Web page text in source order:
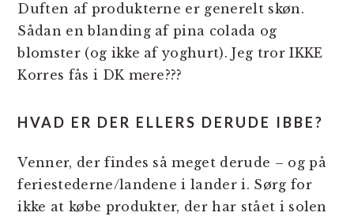
Duften af produkterne er generelt skøn.
Sådan en blanding af pina colada og
blomster (og ikke af yoghurt). Jeg tror IKKE
Korres fås i DK mere???
HVAD ER DER ELLERS DERUDE IBBE?
Venner, der findes så meget derude – og på
feriestederne/landene i lander i. Sørg for
ikke at købe produkter, der har stået i solen